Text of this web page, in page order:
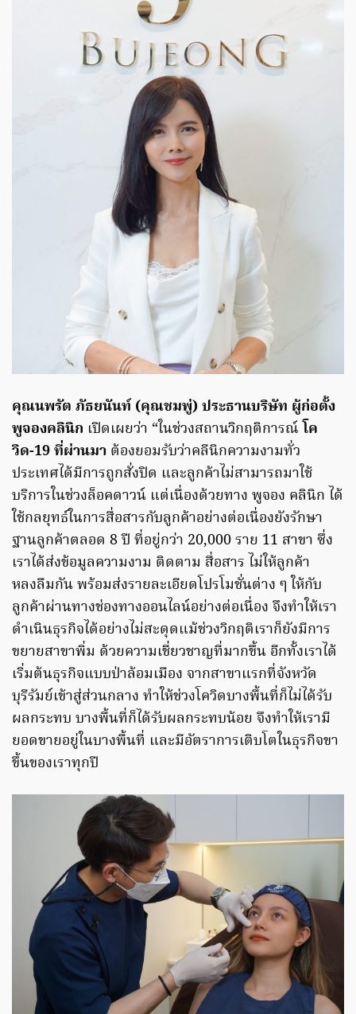
คุณนพรัต ภัธยนันท์ (คุณชมพู่) ประธานบริษัท ผู้ก่อตั้ง
พูจองคลินิก เปิดเผยว่า “ในช่วงสถานวิกฤติการณ์โค
วิด-19 ที่ผ่านมา ต้องยอมรับว่าคลีนิกความงามทั่ว
ประเทศได้มีการถูกสั่งปิด และลูกค้าไม่สามารถมาใช้
บริการในช่วงล็อคดาวน์ แต่เนื่องด้วยทาง พูจอง คลินิก ได้
ใช้กลยุทธ์ในการสื่อสารกับลูกค้าอย่างต่อเนื่องยังรักษา
ฐานลูกค้าตลอด 8 ปี ที่อยู่กว่า 20,000 ราย 11 สาขา ซึ่ง
เราได้ส่งข้อมูลความงาม ติดตาม สื่อสาร ไม่ให้ลูกค้า
หลงลืมกัน พร้อมส่งรายละเอียดโปรโมชั่นต่าง ๆ ให้กับ
ลูกค้าผ่านทางช่องทางออนไลน์อย่างต่อเนื่อง จึงทำให้เรา
ดำเนินธุรกิจได้อย่างไม่สะดุดแม้ช่วงวิกฤติเราก็ยังมีการ
ขยายสาขาพิ่ม ด้วยความเชี่ยวชาญที่มากขึ้น อีกทั้งเราได้
เริ่มต้นธุรกิจแบบป่าล้อมเมือง จากสาขาแรกที่จังหวัด
บุรีรัมย์เข้าสู่ส่วนกลาง ทำให้ช่วงโควิดบางพื้นที่ก็ไม่ได้รับ
ผลกระทบ บางพื้นที่ก็ได้รับผลกระทบน้อย จึงทำให้เรามี
ยอดขายอยู่ในบางพื้นที่ และมีอัตราการเติบโตในธุรกิจขา
ขึ้นของเราทุกปี